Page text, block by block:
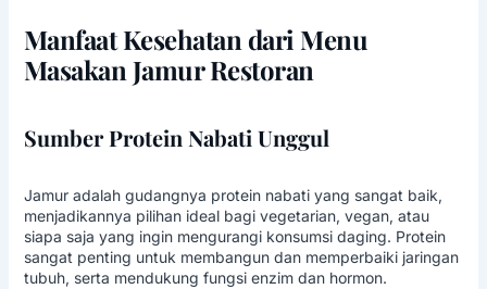
Manfaat Kesehatan dari Menu
Masakan Jamur Restoran
Sumber Protein Nabati Unggul
Jamur adalah gudangnya protein nabati yang sangat baik,
menjadikannya pilihan ideal bagi vegetarian, vegan, atau
siapa saja yang ingin mengurangi konsumsi daging. Protein
sangat penting untuk membangun dan memperbaiki jaringan
tubuh, serta mendukung fungsi enzim dan hormon.